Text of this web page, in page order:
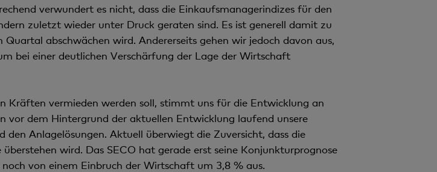
verwundert es nicht, dass die Einkaufsmanagerindizes für den
zuletzt wieder unter Druck geraten sind. Es ist generell damit zu
abschwächen wird. Andererseits gehen wir jedoch davon aus,
bei einer deutlichen Verschärfung der Lage der Wirtschaft
Kräften vermieden werden soll, stimmt uns für die Entwicklung an
dem Hintergrund der aktuellen Entwicklung laufend unsere
Anlagelösungen. Aktuell überwiegt die Zuversicht, dass die
wird. Das SECO hat gerade erst seine Konjunkturprognose
von einem Einbruch der Wirtschaft um 3,8 % aus.